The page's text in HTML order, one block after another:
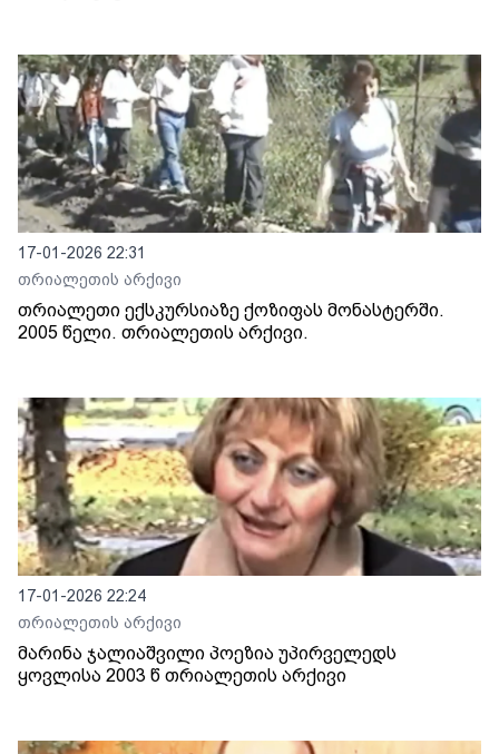
17-01-2026 22:31
თრიალეთის არქივი
თრიალეთი ექსკურსიაზე ქოზიფას მონასტერში.
2005 წელი. თრიალეთის არქივი.
17-01-2026 22:24
თრიალეთის არქივი
მარინა ჯალიაშვილი პოეზია უპირველედს
ყოვლისა 2003 წ თრიალეთის არქივი